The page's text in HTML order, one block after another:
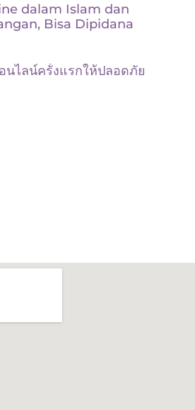
dalam Islam dan
Bisa Dipidana
นไลน์ครั้งแรกให้ปลอดภัย